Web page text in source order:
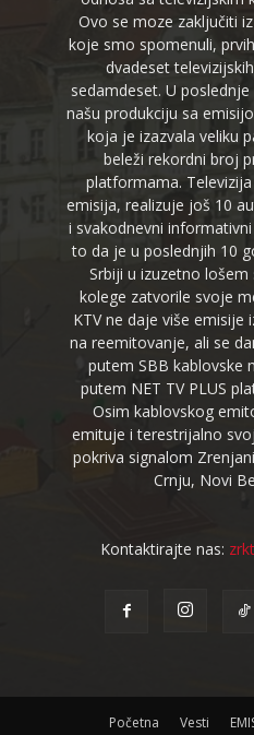
Ovo se moze zaključiti
koje smo spomenuli,
dvadeset
sedamdeset. U
našu produkciju sa
koja je izazvala veliku
beleži rekordni broj
platformama.
emisija, realizuje još 10
i svakodnevni
to da je u poslednjih 10
Srbiji u izuzetno
kolege zatvorile svoje
KTV ne daje više emisije
na reemitovanje, ali se
putem SBB kablovske
putem NET TV PLUS
Osim kablovskog
emituje i terestrijalno
pokriva signalom
Crnju, Novi
Kontaktirajte nas:
Početna Vesti